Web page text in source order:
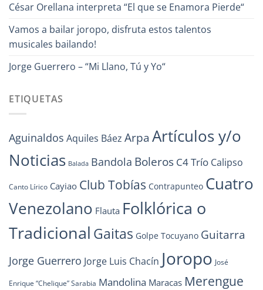
César Orellana interpreta “El que se Enamora Pierde“
Vamos a bailar joropo, disfruta estos talentos
musicales bailando!
Jorge Guerrero – “Mi Llano, Tú y Yo“
ETIQUETAS
Aguinaldos Aquiles Báez Arpa Artículos y/o
Noticias Balada Bandola Boleros C4 Trío Calipso
Canto Lírico Cayiao Club Tobías Contrapunteo Cuatro
Venezolano Flauta Folklórica o
Tradicional Gaitas Golpe Tocuyano Guitarra
Jorge Guerrero Jorge Luis Chacín Joropo José
Enrique “Chelique” Sarabia Mandolina Maracas Merengue